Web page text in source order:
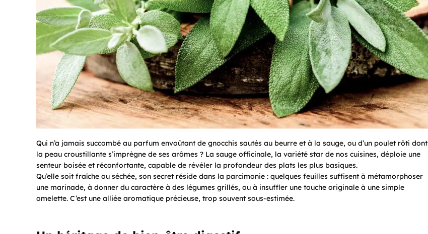
Qui n’a jamais succombé au parfum envoûtant de gnocchis sautés au beurre et à la sauge, ou d’un poulet rôti dont
la peau croustillante s’imprègne de ses arômes ? La sauge officinale, la variété star de nos cuisines, déploie une
senteur boisée et réconfortante, capable de révéler la profondeur des plats les plus basiques.
Qu’elle soit fraîche ou séchée, son secret réside dans la parcimonie : quelques feuilles suffisent à métamorphoser
une marinade, à donner du caractère à des légumes grillés, ou à insuffler une touche originale à une simple
omelette. C’est une alliée aromatique précieuse, trop souvent sous-estimée.